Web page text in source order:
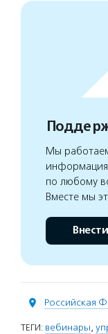
Мы
по любому
Вместе мы
Российская
ТЕГИ: вебинары,